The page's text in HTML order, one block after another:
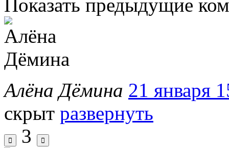
Показать предыдущие
Алёна Дёмина 21 января
скрыт развернуть
3